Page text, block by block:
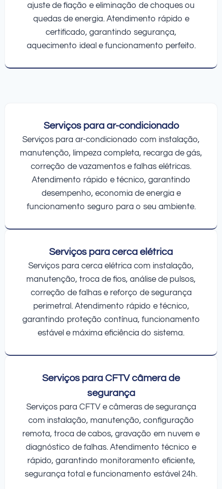
ajuste de fiação e eliminação de choques ou
quedas de energia. Atendimento rápido e
certificado, garantindo segurança,
aquecimento ideal e funcionamento perfeito.
Serviços para ar-condicionado
Serviços para ar-condicionado com instalação,
manutenção, limpeza completa, recarga de gás,
correção de vazamentos e falhas elétricas.
Atendimento rápido e técnico, garantindo
desempenho, economia de energia e
funcionamento seguro para o seu ambiente.
Serviços para cerca elétrica
Serviços para cerca elétrica com instalação,
manutenção, troca de fios, análise de pulsos,
correção de falhas e reforço de segurança
perimetral. Atendimento rápido e técnico,
garantindo proteção contínua, funcionamento
estável e máxima eficiência do sistema.
Serviços para CFTV câmera de
segurança
Serviços para CFTV e câmeras de segurança
com instalação, manutenção, configuração
remota, troca de cabos, gravação em nuvem e
diagnóstico de falhas. Atendimento técnico e
rápido, garantindo monitoramento eficiente,
segurança total e funcionamento estável 24h.